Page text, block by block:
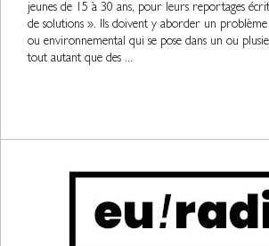
jeunes de 15 à 30 ans, pour leurs reportages
de solutions ». Ils doivent y aborder un problème
ou environnemental qui se pose dans un ou
tout autant que des ...